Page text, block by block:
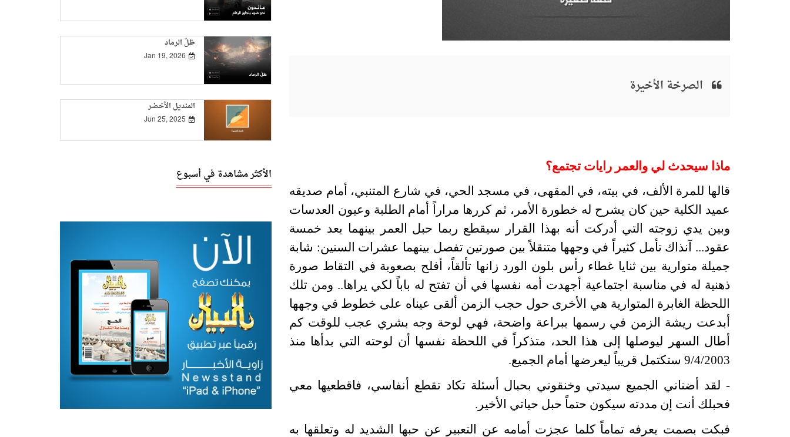
الصرخة الأخيرة
ماذا سيحدث لي والعمر رايات تجتمع؟
قالها للمرة الألف، في بيته، في المقهى، في مسجد الحي، في شارع المتنبي، أمام صديقه
عميد الكلية حين كان يشرح له خطورة الأمر، ثم كررها مراراً أمام الطلبة وعيون العدسات
وبين يدي زوجته التي أدركت أنه بهذا القرار سيقطع ربما حبل العمر بينهما بعد خمسة
عقود... آنذاك تأمل كثيراً في وجهها متنقلاً بين صورتين تفصل بينهما عشرات السنين: شابة
جميلة متوارية بين ثنايا غطاء رأس بلون الورد زانها تألقاً، أفلح بصعوبة في التقاط صورة
ذهنية له في مناسبة اجتماعية أجهدت أمه نفسها في أن تفتح له باباً لكي يراها.. ومن تلك
اللحظة الغابرة المتوارية هي الأخرى حول حجب الزمن ألقى عيناه على خطوط في وجهها
أبدعت ريشة الزمن في رسمها ببراعة واضحة، فهي لوحة وجه بشري عجب للوقت كم
أطال السهر ليوصلها إلى هذا الحد، متذكراً في اللحظة نفسها أن لوحته التي بدأها منذ
9/4/2003 ستكتمل قريباً ليعرضها أمام الجميع.
- لقد أضناني الجميع سيدتي وخنقوني بحبال أسئلة تكاد تقطع أنفاسي، فاقطعيها معي
فحبلك أنت إن مددته سيكون حتماً حبل حياتي الأخير.
فبكت بصمت يعرفه تماماً كلما عجزت أمامه عن التعبير عن حبها الشديد له وتعلقها به
ظلّ الرماد
Jan 19, 2026
المنديل الأخضر
Jun 25, 2025
الأكثر مشاهدة في أسبوع